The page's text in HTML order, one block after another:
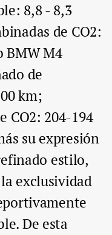
8,8 - 8,3
de CO2:
BMW M4
de
km;
CO2: 204-194
su expresión
estilo,
exclusividad
De esta